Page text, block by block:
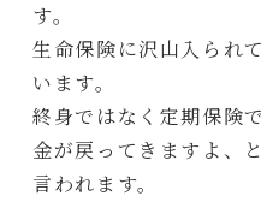
す。
生命保険に沢山入られ
います。
終身ではなく定期保険
金が戻ってきますよ、
言われます。